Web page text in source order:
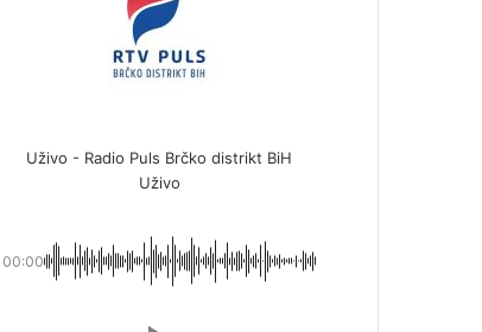
Uživo - Radio Puls Brčko distrikt BiH
Uživo
00:00